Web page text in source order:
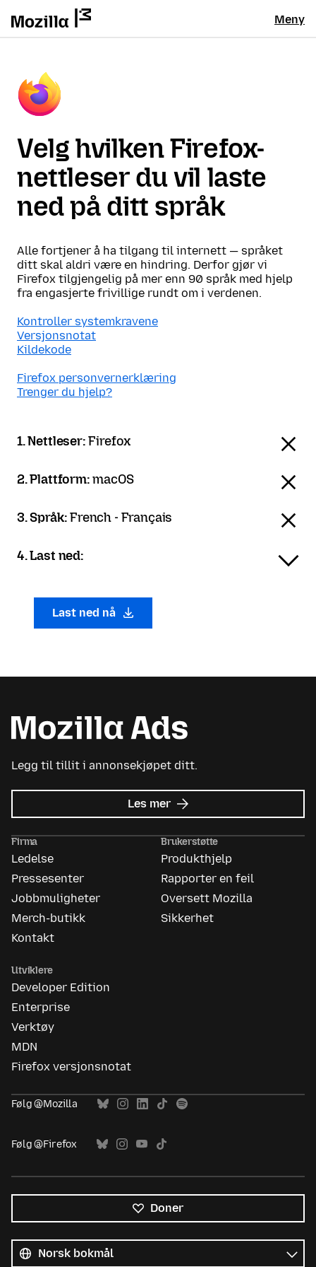
Meny
Velg hvilken Firefox-
nettleser du vil laste
ned på ditt språk
Alle fortjener å ha tilgang til internett — språket
ditt skal aldri være en hindring. Derfor gjør vi
Firefox tilgjengelig på mer enn 90 språk med hjelp
fra engasjerte frivillige rundt om i verdenen.
Kontroller systemkravene
Versjonsnotat
Kildekode
Firefox personvernerklæring
Trenger du hjelp?
1. Nettleser:Firefox
2. Plattform:macOS
3. Språk:French - Français
4. Last ned:
Last ned nå
Legg til tillit i annonsekjøpet ditt.
Les mer om
Mozilla
Firma
Ledelse
Pressesenter
Jobbmuligheter
Merch-butikk
Kontakt
Brukerstøtte
Produkthjelp
Rapporter en feil
Oversett Mozilla
Sikkerhet
Utviklere
Developer Edition
Enterprise
Verktøy
MDN
Firefox versjonsnotat
Følg @Mozilla
Følg @Firefox
Doner
språk
Språk